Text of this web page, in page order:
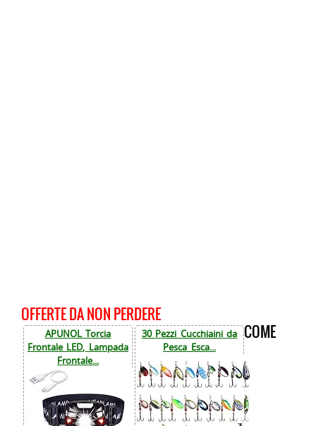
OFFERTE DA NON PERDERE
APUNOL Torcia
Frontale LED, Lampada
Frontale...
30 Pezzi Cucchiaini da
Pesca Esca...
COME